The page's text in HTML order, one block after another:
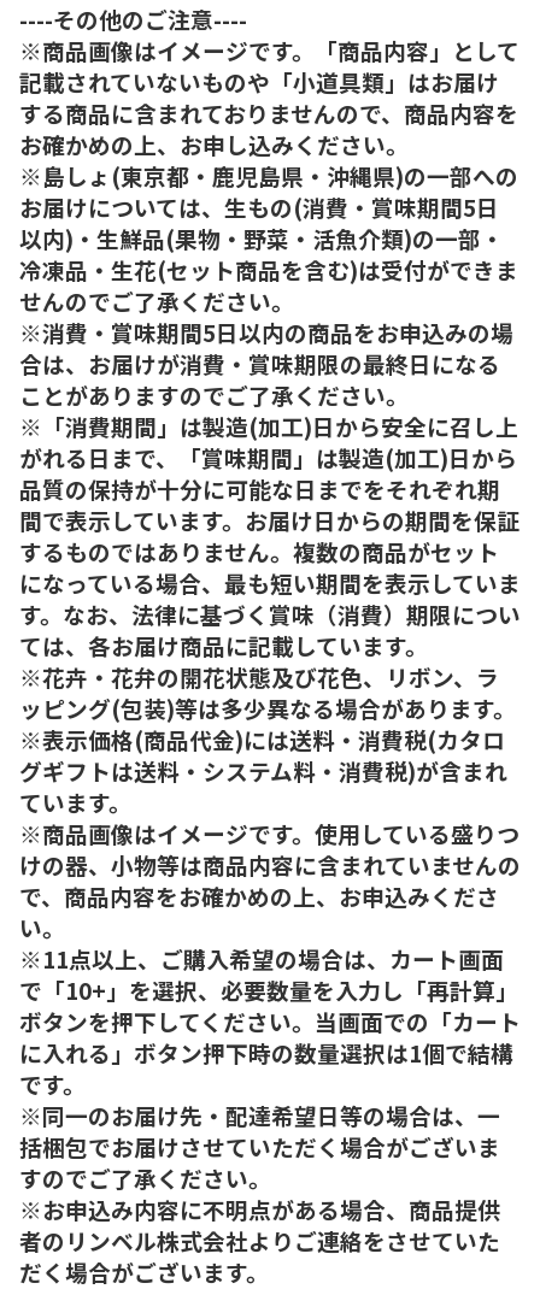
----その他のご注意----
※商品画像はイメージです。「商品内容」として
記載されていないものや「小道具類」はお届け
する商品に含まれておりませんので、商品内容を
お確かめの上、お申し込みください。
※島しょ(東京都・鹿児島県・沖縄県)の一部への
お届けについては、生もの(消費・賞味期間5日
以内)・生鮮品(果物・野菜・活魚介類)の一部・
冷凍品・生花(セット商品を含む)は受付ができま
せんのでご了承ください。
※消費・賞味期間5日以内の商品をお申込みの場
合は、お届けが消費・賞味期限の最終日になる
ことがありますのでご了承ください。
※「消費期間」は製造(加工)日から安全に召し上
がれる日まで、「賞味期間」は製造(加工)日から
品質の保持が十分に可能な日までをそれぞれ期
間で表示しています。お届け日からの期間を保証
するものではありません。複数の商品がセット
になっている場合、最も短い期間を表示していま
す。なお、法律に基づく賞味（消費）期限につい
ては、各お届け商品に記載しています。
※花卉・花弁の開花状態及び花色、リボン、ラ
ッピング(包装)等は多少異なる場合があります。
※表示価格(商品代金)には送料・消費税(カタロ
グギフトは送料・システム料・消費税)が含まれ
ています。
※商品画像はイメージです。使用している盛りつ
けの器、小物等は商品内容に含まれていませんの
で、商品内容をお確かめの上、お申込みくださ
い。
※11点以上、ご購入希望の場合は、カート画面
で「10+」を選択、必要数量を入力し「再計算」
ボタンを押下してください。当画面での「カート
に入れる」ボタン押下時の数量選択は1個で結構
です。
※同一のお届け先・配達希望日等の場合は、一
括梱包でお届けさせていただく場合がございま
すのでご了承ください。
※お申込み内容に不明点がある場合、商品提供
者のリンベル株式会社よりご連絡をさせていた
だく場合がございます。